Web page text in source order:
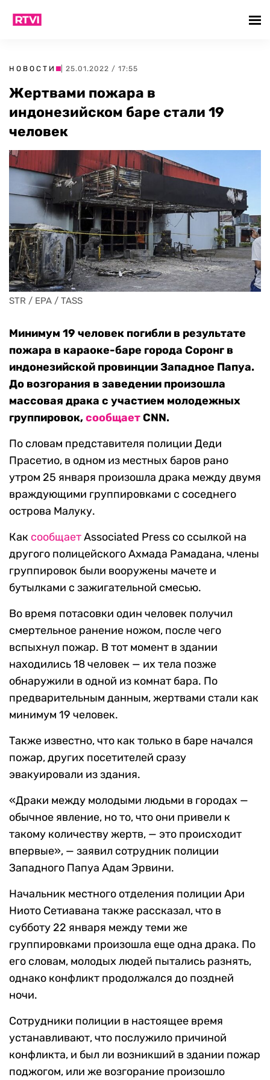
НОВОСТИ | 25.01.2022 / 17:55
Жертвами пожара в
индонезийском баре стали 19
человек
STR / EPA / TASS
Минимум 19 человек погибли в результате
пожара в караоке-баре города Соронг в
индонезийской провинции Западное Папуа.
До возгорания в заведении произошла
массовая драка с участием молодежных
группировок,сообщаетCNN.
По словам представителя полиции Деди
Прасетио, в одном из местных баров рано
утром 25 января произошла драка между двумя
враждующими группировками с соседнего
острова Малуку.
Как сообщаетAssociated Press со ссылкой на
другого полицейского Ахмада Рамадана, члены
группировок были вооружены мачете и
бутылками с зажигательной смесью.
Во время потасовки один человек получил
смертельное ранение ножом, после чего
вспыхнул пожар. В тот момент в здании
находились 18 человек — их тела позже
обнаружили в одной из комнат бара. По
предварительным данным, жертвами стали как
минимум 19 человек.
Также известно, что как только в баре начался
пожар, других посетителей сразу
эвакуировали из здания.
«Драки между молодыми людьми в городах —
обычное явление, но то, что они привели к
такому количеству жертв, — это происходит
впервые», — заявил сотрудник полиции
Западного Папуа Адам Эрвини.
Начальник местного отделения полиции Ари
Ниото Сетиавана также рассказал, что в
субботу 22 января между теми же
группировками произошла еще одна драка. По
его словам, молодых людей пытались разнять,
однако конфликт продолжался до поздней
ночи.
Сотрудники полиции в настоящее время
устанавливают, что послужило причиной
конфликта, и был ли возникший в здании пожар
поджогом, или же возгорание произошло